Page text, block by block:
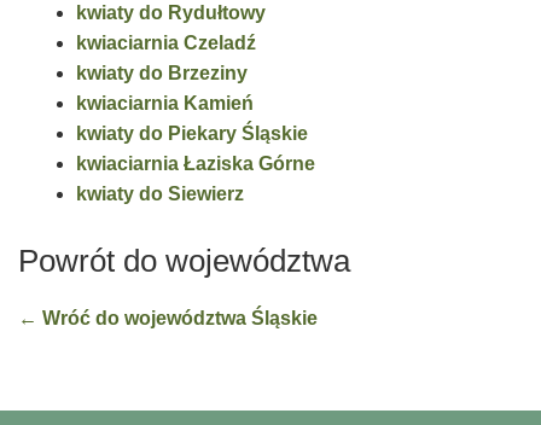
kwiaty do Rydułtowy
kwiaciarnia Czeladź
kwiaty do Brzeziny
kwiaciarnia Kamień
kwiaty do Piekary Śląskie
kwiaciarnia Łaziska Górne
kwiaty do Siewierz
Powrót do województwa
← Wróć do województwa Śląskie